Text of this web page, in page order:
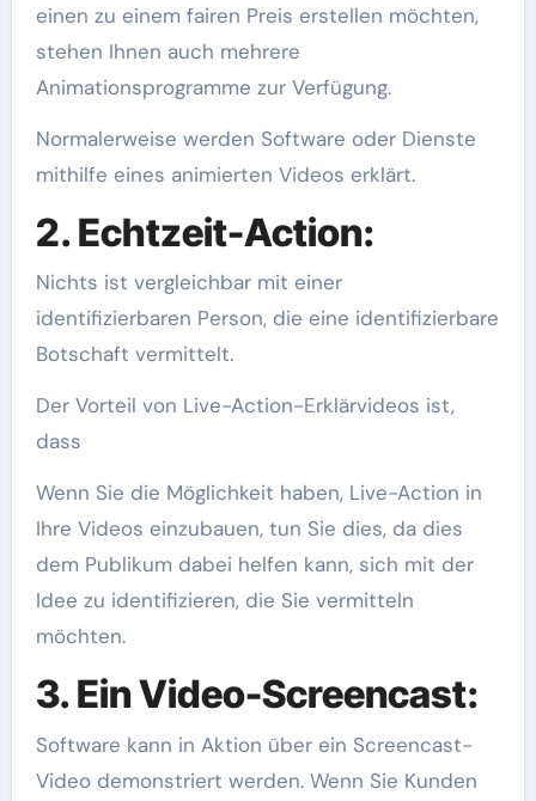
einen zu einem fairen Preis erstellen möchten,
stehen Ihnen auch mehrere
Animationsprogramme zur Verfügung.
Normalerweise werden Software oder Dienste
mithilfe eines animierten Videos erklärt.
2. Echtzeit-Action:
Nichts ist vergleichbar mit einer
identifizierbaren Person, die eine identifizierbare
Botschaft vermittelt.
Der Vorteil von Live-Action-Erklärvideos ist,
dass
Wenn Sie die Möglichkeit haben, Live-Action in
Ihre Videos einzubauen, tun Sie dies, da dies
dem Publikum dabei helfen kann, sich mit der
Idee zu identifizieren, die Sie vermitteln
möchten.
3. Ein Video-Screencast:
Software kann in Aktion über ein Screencast-
Video demonstriert werden. Wenn Sie Kunden